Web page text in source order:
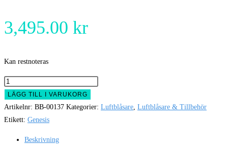
3,495.00 kr
Kan restnoteras
Balboa
HydroAir
Genesis
G50
LÄGG TILL I VARUKORG
Artikelnr: BB-00137 Kategorier: Luftblåsare Luftblåsare & Tillbehör
Etikett: Genesis
Beskrivning